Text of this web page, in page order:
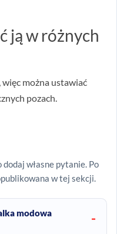
ją w różnych
więc można ustawiać
pozach.
własne pytanie. Po
w tej sekcji.
modowa